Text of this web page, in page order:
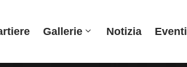
Gallerie Notizia Eventi